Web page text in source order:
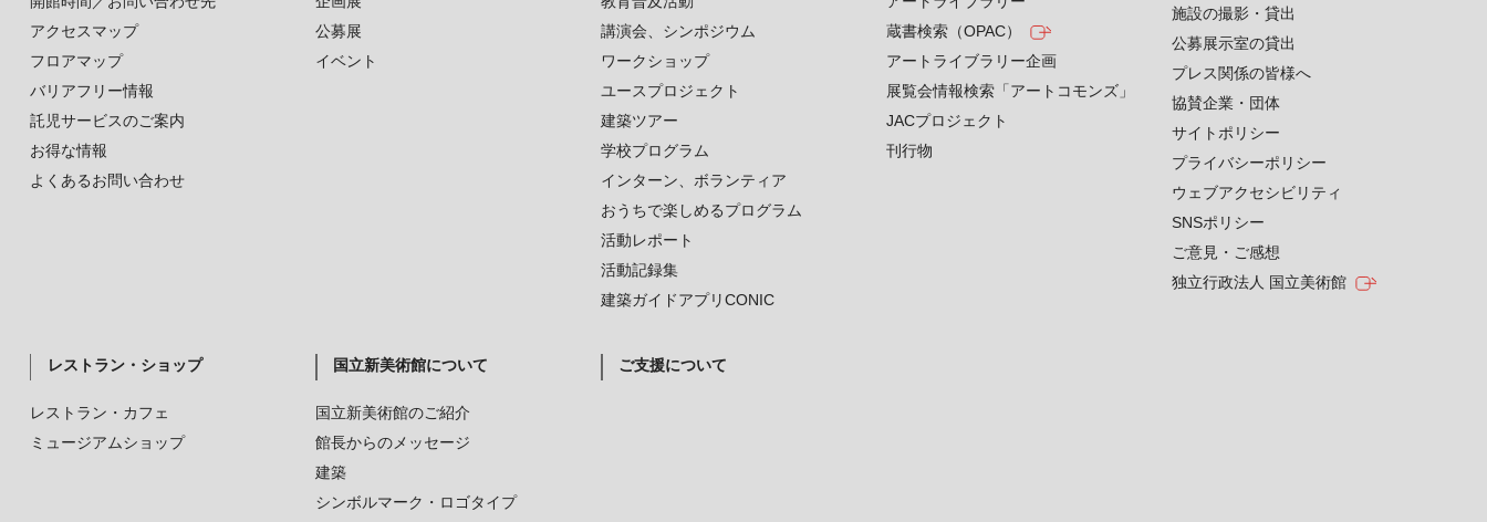
アクセスマップ
フロアマップ
バリアフリー情報
託児サービスのご案内
お得な情報
よくあるお問い合わせ
公募展
イベント
講演会、シンポジウム
ワークショップ
ユースプロジェクト
建築ツアー
学校プログラム
インターン、ボランティア
おうちで楽しめるプログラム
活動レポート
活動記録集
建築ガイドアプリCONIC
蔵書検索（OPAC）
アートライブラリー企画
展覧会情報検索「アートコモンズ」
JACプロジェクト
刊行物
レストラン・ショップ
レストラン・カフェ
ミュージアムショップ
国立新美術館について
国立新美術館のご紹介
館長からのメッセージ
建築
シンボルマーク・ロゴタイプ
ご支援について
施設の撮影・貸出
公募展示室の貸出
プレス関係の皆様へ
協賛企業・団体
サイトポリシー
プライバシーポリシー
ウェブアクセシビリティ
SNSポリシー
ご意見・ご感想
独立行政法人 国立美術館